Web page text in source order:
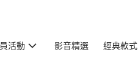
活動 影音精選 經典款式